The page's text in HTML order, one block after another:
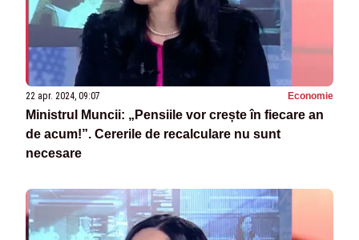
22 apr. 2024, 09:07 Economie
Ministrul Muncii: „Pensiile vor crește în fiecare an
de acum!”. Cererile de recalculare nu sunt
necesare